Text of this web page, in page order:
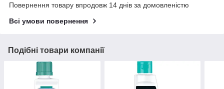
Повернення товару впродовж 14 днів за домовленістю
Всі умови повернення
Подібні товари компанії